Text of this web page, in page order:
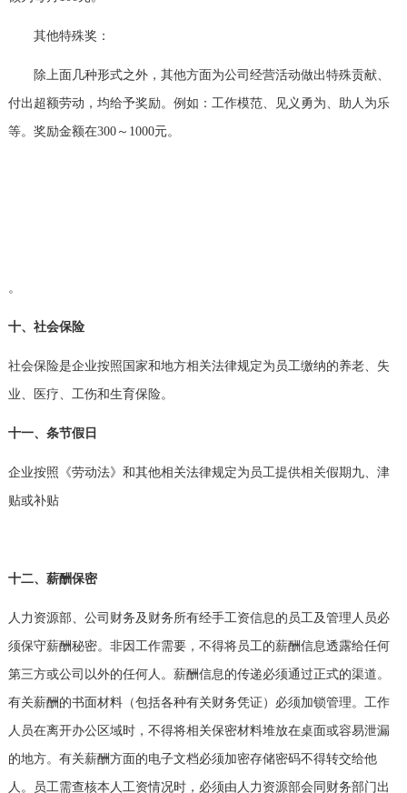
其他特殊奖：
除上面几种形式之外，其他方面为公司经营活动做出特殊贡献、
付出超额劳动，均给予奖励。例如：工作模范、见义勇为、助人为乐
等。奖励金额在300～ 1000元。
。
十、社会保险
社会保险是企业按照国家和地方相关法律规定为员工缴纳的养老、失
业、医疗、工伤和生育保险。
十一、条节假日
企业按照《劳动法》和其他相关法律规定为员工提供相关假期九、津
贴或补贴
十二、薪酬保密
人力资源部、公司财务及财务所有经手工资信息的员工及管理人员必
须保守薪酬秘密。非因工作需要，不得将员工的薪酬信息透露给任何
第三方或公司以外的任何人。薪酬信息的传递必须通过正式的渠道。
有关薪酬的书面材料（包括各种有关财务凭证）必须加锁管理。工作
人员在离开办公区域时，不得将相关保密材料堆放在桌面或容易泄漏
的地方。有关薪酬方面的电子文档必须加密存储密码不得转交给他
人。员工需查核本人工资情况时，必须由人力资源部会同财务部门出